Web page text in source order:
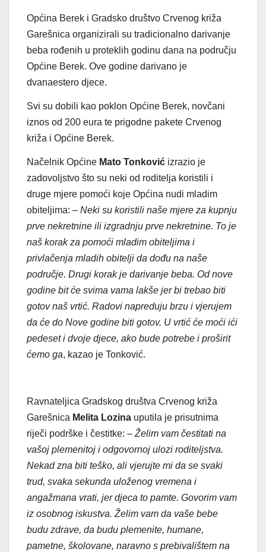
Općina Berek i Gradsko društvo Crvenog križa
Garešnica organizirali su tradicionalno darivanje
beba rođenih u proteklih godinu dana na području
Općine Berek. Ove godine darivano je
dvanaestero djece.
Svi su dobili kao poklon Općine Berek, novčani
iznos od 200 eura te prigodne pakete Crvenog
križa i Općine Berek.
Načelnik Općine Mato Tonković izrazio je
zadovoljstvo što su neki od roditelja koristili i
druge mjere pomoći koje Općina nudi mladim
obiteljima: – Neki su koristili naše mjere za kupnju
prve nekretnine ili izgradnju prve nekretnine. To je
naš korak za pomoći mladim obiteljima i
privlačenja mladih obitelji da dođu na naše
područje. Drugi korak je darivanje beba. Od nove
godine bit će svima vama lakše jer bi trebao biti
gotov naš vrtić. Radovi napreduju brzu i vjerujem
da će do Nove godine biti gotov. U vrtić će moći ići
pedeset i dvoje djece, ako bude potrebe i proširit
ćemo ga, kazao je Tonković.
Ravnateljica Gradskog društva Crvenog križa
Garešnica Melita Lozina uputila je prisutnima
riječi podrške i čestitke: – Želim vam čestitati na
vašoj plemenitoj i odgovornoj ulozi roditeljstva.
Nekad zna biti teško, ali vjerujte mi da se svaki
trud, svaka sekunda uloženog vremena i
angažmana vrati, jer djeca to pamte. Govorim vam
iz osobnog iskustva. Želim vam da vaše bebe
budu zdrave, da budu plemenite, humane,
pametne, školovane, naravno s prebivalištem na